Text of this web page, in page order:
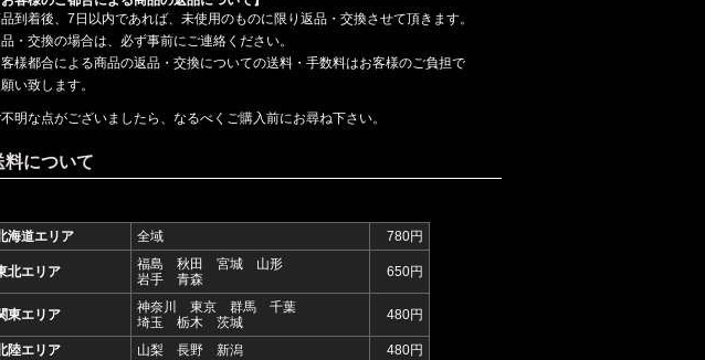
到着後、7日以内であれば、未使用のものに限り返品・交換させて頂きます。
・交換の場合は、必ず事前にご連絡ください。
様都合による商品の返品・交換についての送料・手数料はお客様のご負担で
い致します。
明な点がございましたら、なるべくご購入前にお尋ね下さい。
料について
海道エリア 全域 780円
北エリア
福島 秋田 宮城 山形
岩手 青森
650円
東エリア
神奈川 東京 群馬 千葉
埼玉 栃木 茨城
480円
陸エリア 山梨 長野 新潟 480円